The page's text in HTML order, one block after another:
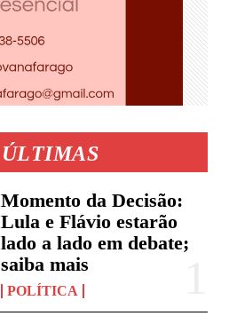
ÚLTIMAS
Momento da Decisão:
Lula e Flávio estarão
lado a lado em debate;
saiba mais
POLÍTICA